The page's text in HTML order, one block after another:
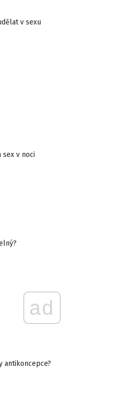
v sexu
sex v noci
ad
antikoncepce?